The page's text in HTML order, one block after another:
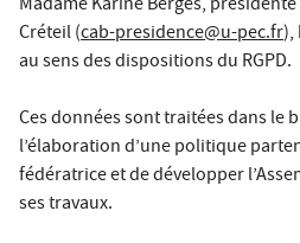
Créteil (cab-presidence@u-pec.fr),
au sens des dispositions du RGPD.
Ces données sont traitées dans le
l’élaboration d’une politique
fédératrice et de développer
ses travaux.